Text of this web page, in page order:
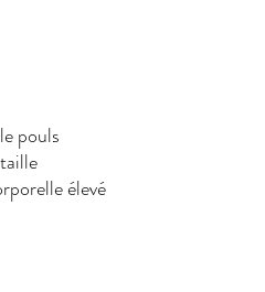
pouls
la taille
élevé